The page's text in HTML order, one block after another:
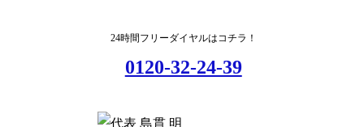
24時間フリーダイヤルはコチラ！
0120-32-24-39